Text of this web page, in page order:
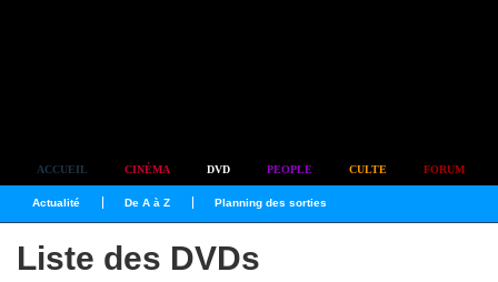
ACCUEIL CINÉMA DVD PEOPLE CULTE FORUM
Actualité De A à Z Planning des sorties
Liste des DVDs